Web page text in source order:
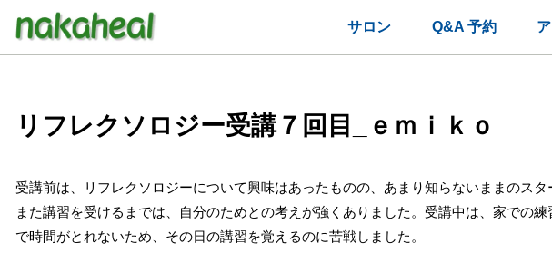
サロン Q&A 予約
リフレクソロジー受講７回目_ｅｍｉｋｏ
受講前は、リフレクソロジーについて興味はあったものの、あまり知らないままのスタ
また講習を受けるまでは、自分のためとの考えが強くありました。受講中は、家での
で時間がとれないため、その日の講習を覚えるのに苦戦しました。